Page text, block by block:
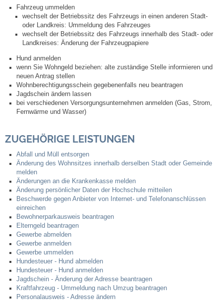
Ratsinfo
Gutachterausschuss
Leben
Bauen & Wohnen
NETZMonitor
Bezirksschornsteinfeger
Laufende beschränkte Ausschreibungen
Bebauungspläne
Fortschreibung Flächennutzungsplan
Förderprogramm Balkonkraftwerk
Kommunale Wärmeplanung
Fahrzeug ummelden
wechselt der Betriebssitz des Fahrzeugs in einen anderen Stadt-
oder Landkreis: Ummeldung des Fahrzeuges
wechselt der Betriebssitz des Fahrzeugs innerhalb des Stadt- oder
Landkreises: Änderung der Fahrzeugpapiere
Hund anmelden
wenn Sie Wohngeld beziehen: alte zuständige Stelle informieren und
neuen Antrag stellen
Wohnberechtigungsschein gegebenenfalls neu beantragen
Jagdschein ändern lassen
bei verschiedenen Versorgungsunternehmen anmelden (Gas, Strom,
Fernwärme und Wasser)
ZUGEHÖRIGE LEISTUNGEN
Abfall und Müll entsorgen
Änderung des Wohnsitzes innerhalb derselben Stadt oder Gemeinde
melden
Änderungen an die Krankenkasse melden
Änderung persönlicher Daten der Hochschule mitteilen
Beschwerde gegen Anbieter von Internet- und Telefonanschlüssen
einreichen
Bewohnerparkausweis beantragen
Elterngeld beantragen
Gewerbe abmelden
Gewerbe anmelden
Gewerbe ummelden
Hundesteuer - Hund abmelden
Hundesteuer - Hund anmelden
Jagdschein - Änderung der Adresse beantragen
Kraftfahrzeug - Ummeldung nach Umzug beantragen
Personalausweis - Adresse ändern